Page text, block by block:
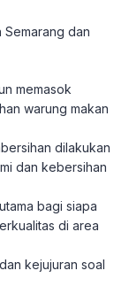
dan
memasok
warung makan
dilakukan
dan kebersihan
bagi siapa
di area
kejujuran soal